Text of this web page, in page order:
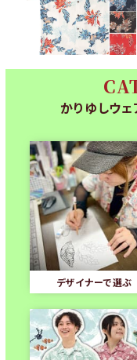
かりゆしウェ
デザイナーで選ぶ